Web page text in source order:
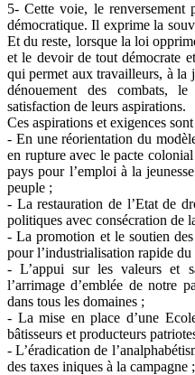
5- Cette voie, le renversement
démocratique. Il exprime la
Et du reste, lorsque la loi
et le devoir de tout démocrate
qui permet aux travailleurs, à la
dénouement des combats,
satisfaction de leurs aspirations.
Ces aspirations et exigences
- En une réorientation du
en rupture avec le pacte
pays pour l’emploi à la
peuple ;
- La restauration de l’Etat de
politiques avec consécration de
- La promotion et le soutien
pour l’industrialisation rapide du
- L’appui sur les valeurs et
l’arrimage d’emblée de notre
dans tous les domaines ;
- La mise en place d’une
bâtisseurs et producteurs
- L’éradication de
des taxes iniques à la campagne ;